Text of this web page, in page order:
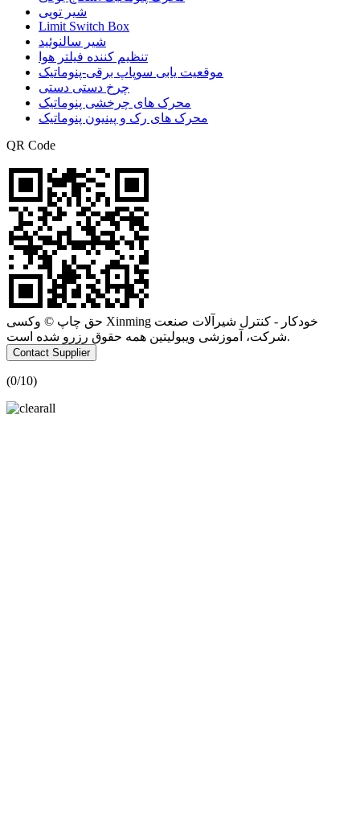
شیر توپی
Limit Switch Box
شیر سالنوئید
تنظیم کننده فیلتر هوا
موقعیت یابی سوپاپ برقی-پنوماتیک
چرخ دستی دستی
محرک های چرخشی پنوماتیک
محرک های رک و پینیون پنوماتیک
QR Code
حق چاپ © وکسی Xinming خودکار - کنترل شیرآلات صنعت
شرکت، آموزشی ویبولیتین همه حقوق رزرو شده است.
Contact Supplier
(0/10)